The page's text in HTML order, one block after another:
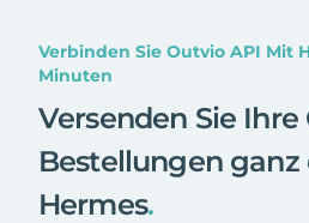
Verbinden Sie Outvio API Mit
Minuten
Versenden Sie Ihre
Bestellungen
Hermes.